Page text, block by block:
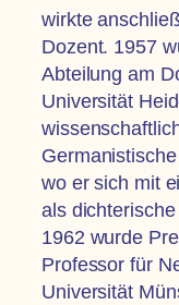
wirkte
Dozent. 1957
Abteilung am
Universität
wo er sich mit
als
1962 wurde
Professor für
Universität